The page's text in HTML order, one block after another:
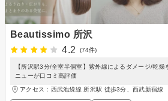
Beautissimo 所沢
4.2
(74件)
【所沢駅3分/全室半個室】紫外線によるダメージ/乾
ニューが口コミ高評価
アクセス：西武池袋線 所沢駅 徒歩3分、西武新宿